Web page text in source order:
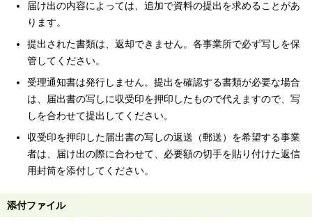
届け出の内容によっては、追加で資料の提出を求めることがあ
ります。
提出された書類は、返却できません。各事業所で必ず写しを保
管してください。
受理通知書は発行しません。提出を確認する書類が必要な場合
は、届出書の写しに収受印を押印したもので代えますので、写
しを合わせて提出してください。
収受印を押印した届出書の写しの返送（郵送）を希望する事業
者は、届け出の際に合わせて、必要額の切手を貼り付けた返信
用封筒を添付してください。
添付ファイル